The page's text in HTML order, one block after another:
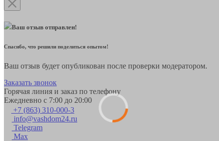
Ваш отзыв отправлен!
Спасибо, что решили поделиться опытом!
Ваш отзыв будет опубликован после проверки модератором.
Заказать звонок
Горячая линия и заказ по телефону
Ежедневно с 7:00 до 20:00
+7 (863) 310-000-3
info@vashdom24.ru
Telegram
Max